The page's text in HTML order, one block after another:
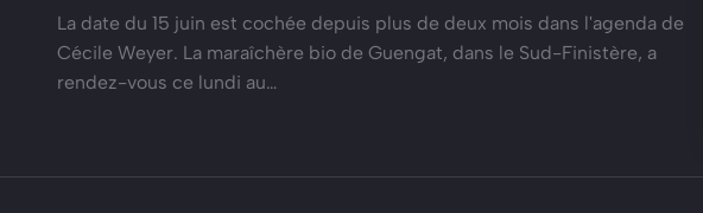
La date du 15 juin est cochée depuis plus de deux mois dans l'agenda de
Cécile Weyer. La maraîchère bio de Guengat, dans le Sud-Finistère, a
rendez-vous ce lundi au…